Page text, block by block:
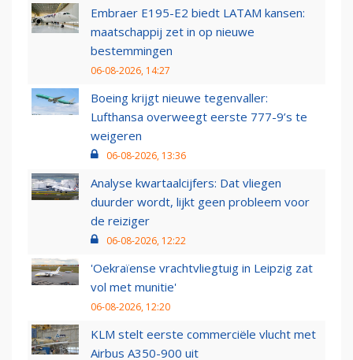
Embraer E195-E2 biedt LATAM kansen:
maatschappij zet in op nieuwe
bestemmingen
06-08-2026, 14:27
Boeing krijgt nieuwe tegenvaller:
Lufthansa overweegt eerste 777-9’s te
weigeren
06-08-2026, 13:36
Analyse kwartaalcijfers: Dat vliegen
duurder wordt, lijkt geen probleem voor
de reiziger
06-08-2026, 12:22
'Oekraïense vrachtvliegtuig in Leipzig zat
vol met munitie'
06-08-2026, 12:20
KLM stelt eerste commerciële vlucht met
Airbus A350-900 uit